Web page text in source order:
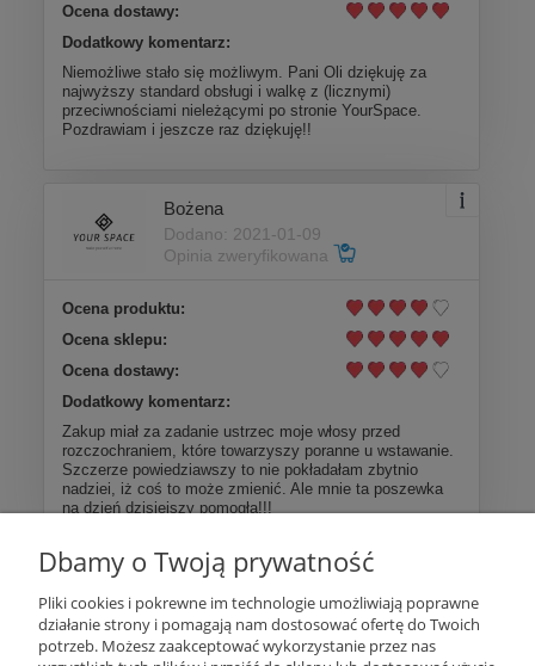
Ocena dostawy:
Dodatkowy komentarz:
Niemożliwe stało się możliwym. Pani Oli dziękuję za
najwyższy standard obsługi i walkę z (licznymi)
przeciwnościami nieleżącymi po stronie YourSpace.
Pozdrawiam i jeszcze raz dziękuję!!
Bożena
Dodano: 2021-01-09
Opinia zweryfikowana
Ocena produktu:
Ocena sklepu:
Ocena dostawy:
Dodatkowy komentarz:
Zakup miał za zadanie ustrzec moje włosy przed
rozczochraniem, które towarzyszy poranne u wstawanie.
Szczerze powiedziawszy to nie pokładałam zbytnio
nadziei, iż coś to może zmienić. Ale mnie ta poszewka
na dzień dzisiejszy pomogła!!!
Więcej opinii
Pomoc
Dbamy o Twoją prywatność
Pliki cookies i pokrewne im technologie umożliwiają poprawne
działanie strony i pomagają nam dostosować ofertę do Twoich
potrzeb. Możesz zaakceptować wykorzystanie przez nas